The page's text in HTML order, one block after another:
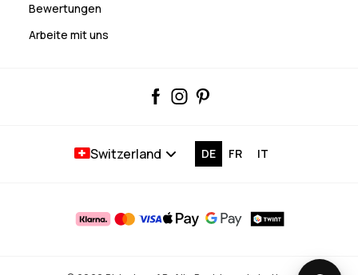
Bewertungen
Arbeite mit uns
DE FR IT
Switzerland